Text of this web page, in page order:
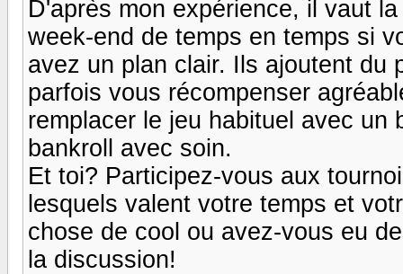
D'après mon expérience, il vaut
week-end de temps en temps si
avez un plan clair. Ils ajoutent du
parfois vous récompenser
remplacer le jeu habituel avec
bankroll avec soin.
Et toi? Participez-vous aux
lesquels valent votre temps et
chose de cool ou avez-vous eu
la discussion!